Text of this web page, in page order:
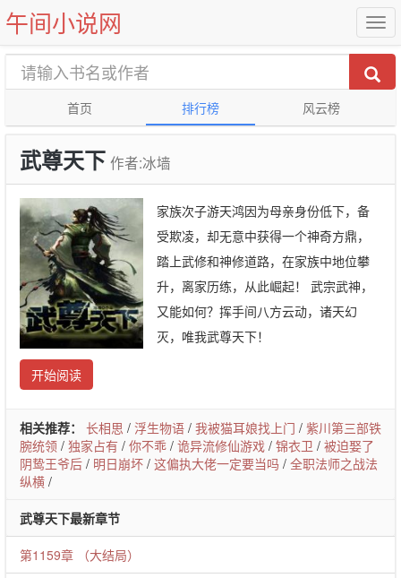
午间小说网
首页 排行榜 风云榜
武尊天下 作者:冰墙
家族次子游天鸿因为母亲身份低下，备
受欺凌，却无意中获得一个神奇方鼎，
踏上武修和神修道路，在家族中地位攀
升，离家历练，从此崛起！ 武宗武神，
又能如何？挥手间八方云动，诸天幻
灭，唯我武尊天下！
开始阅读
相关推荐： 长相思 / 浮生物语 / 我被猫耳娘找上门 / 紫川第三部铁
腕统领 / 独家占有 / 你不乖 / 诡异流修仙游戏 / 锦衣卫 / 被迫娶了
阴鸷王爷后 / 明日崩坏 / 这偏执大佬一定要当吗 / 全职法师之战法
纵横 /
武尊天下最新章节
第1159章 （大结局）